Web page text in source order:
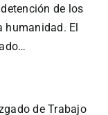
de los
humanidad. El
de Trabajo